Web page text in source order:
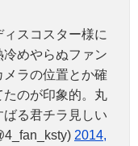
スコスター様に
めやらぬファン
ラの位置とか確
のが印象的。丸
る君チラ見しい
2014,